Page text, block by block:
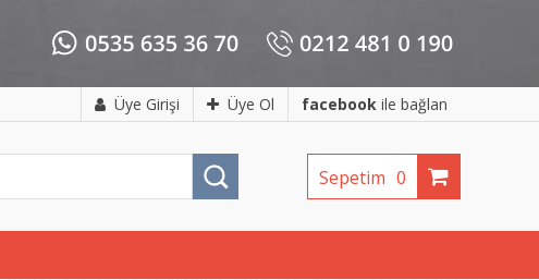
Üye Girişi Üye Ol facebook ile bağlan
Sepetim 0